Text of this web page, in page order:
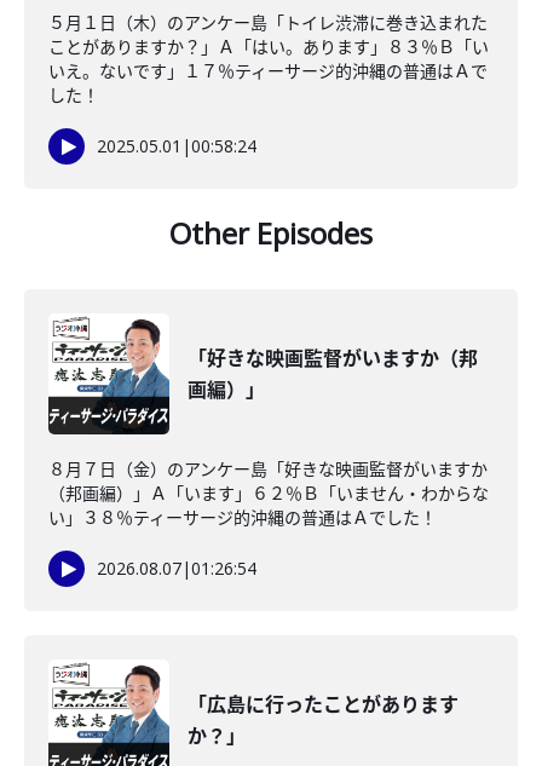
５月１日（木）のアンケー島「トイレ渋滞に巻き込まれた
ことがありますか？」Ａ「はい。あります」８３％Ｂ「い
いえ。ないです」１７％ティーサージ的沖縄の普通はＡで
した！
2025.05.01 |00:58:24
Other Episodes
「好きな映画監督がいますか（邦
画編）」
８月７日（金）のアンケー島「好きな映画監督がいますか
（邦画編）」Ａ「います」６２％Ｂ「いません・わからな
い」３８％ティーサージ的沖縄の普通はＡでした！
2026.08.07|01:26:54
「広島に行ったことがあります
か？」